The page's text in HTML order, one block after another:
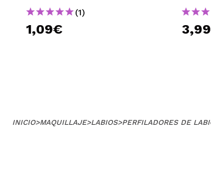
(1)
1,09€
INICIO>MAQUILLAJE>LABIOS>PERFILADORES DE